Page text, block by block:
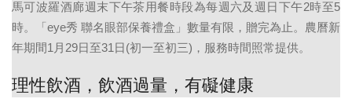
馬可波羅酒廊週末下午茶用餐時段為每週六及週日下午2時至5
時。「eye秀 聯名眼部保養禮盒」數量有限，贈完為止。農曆新
年期間1月29日至31日(初一至初三)，服務時間照常提供。
理性飲酒，飲酒過量，有礙健康